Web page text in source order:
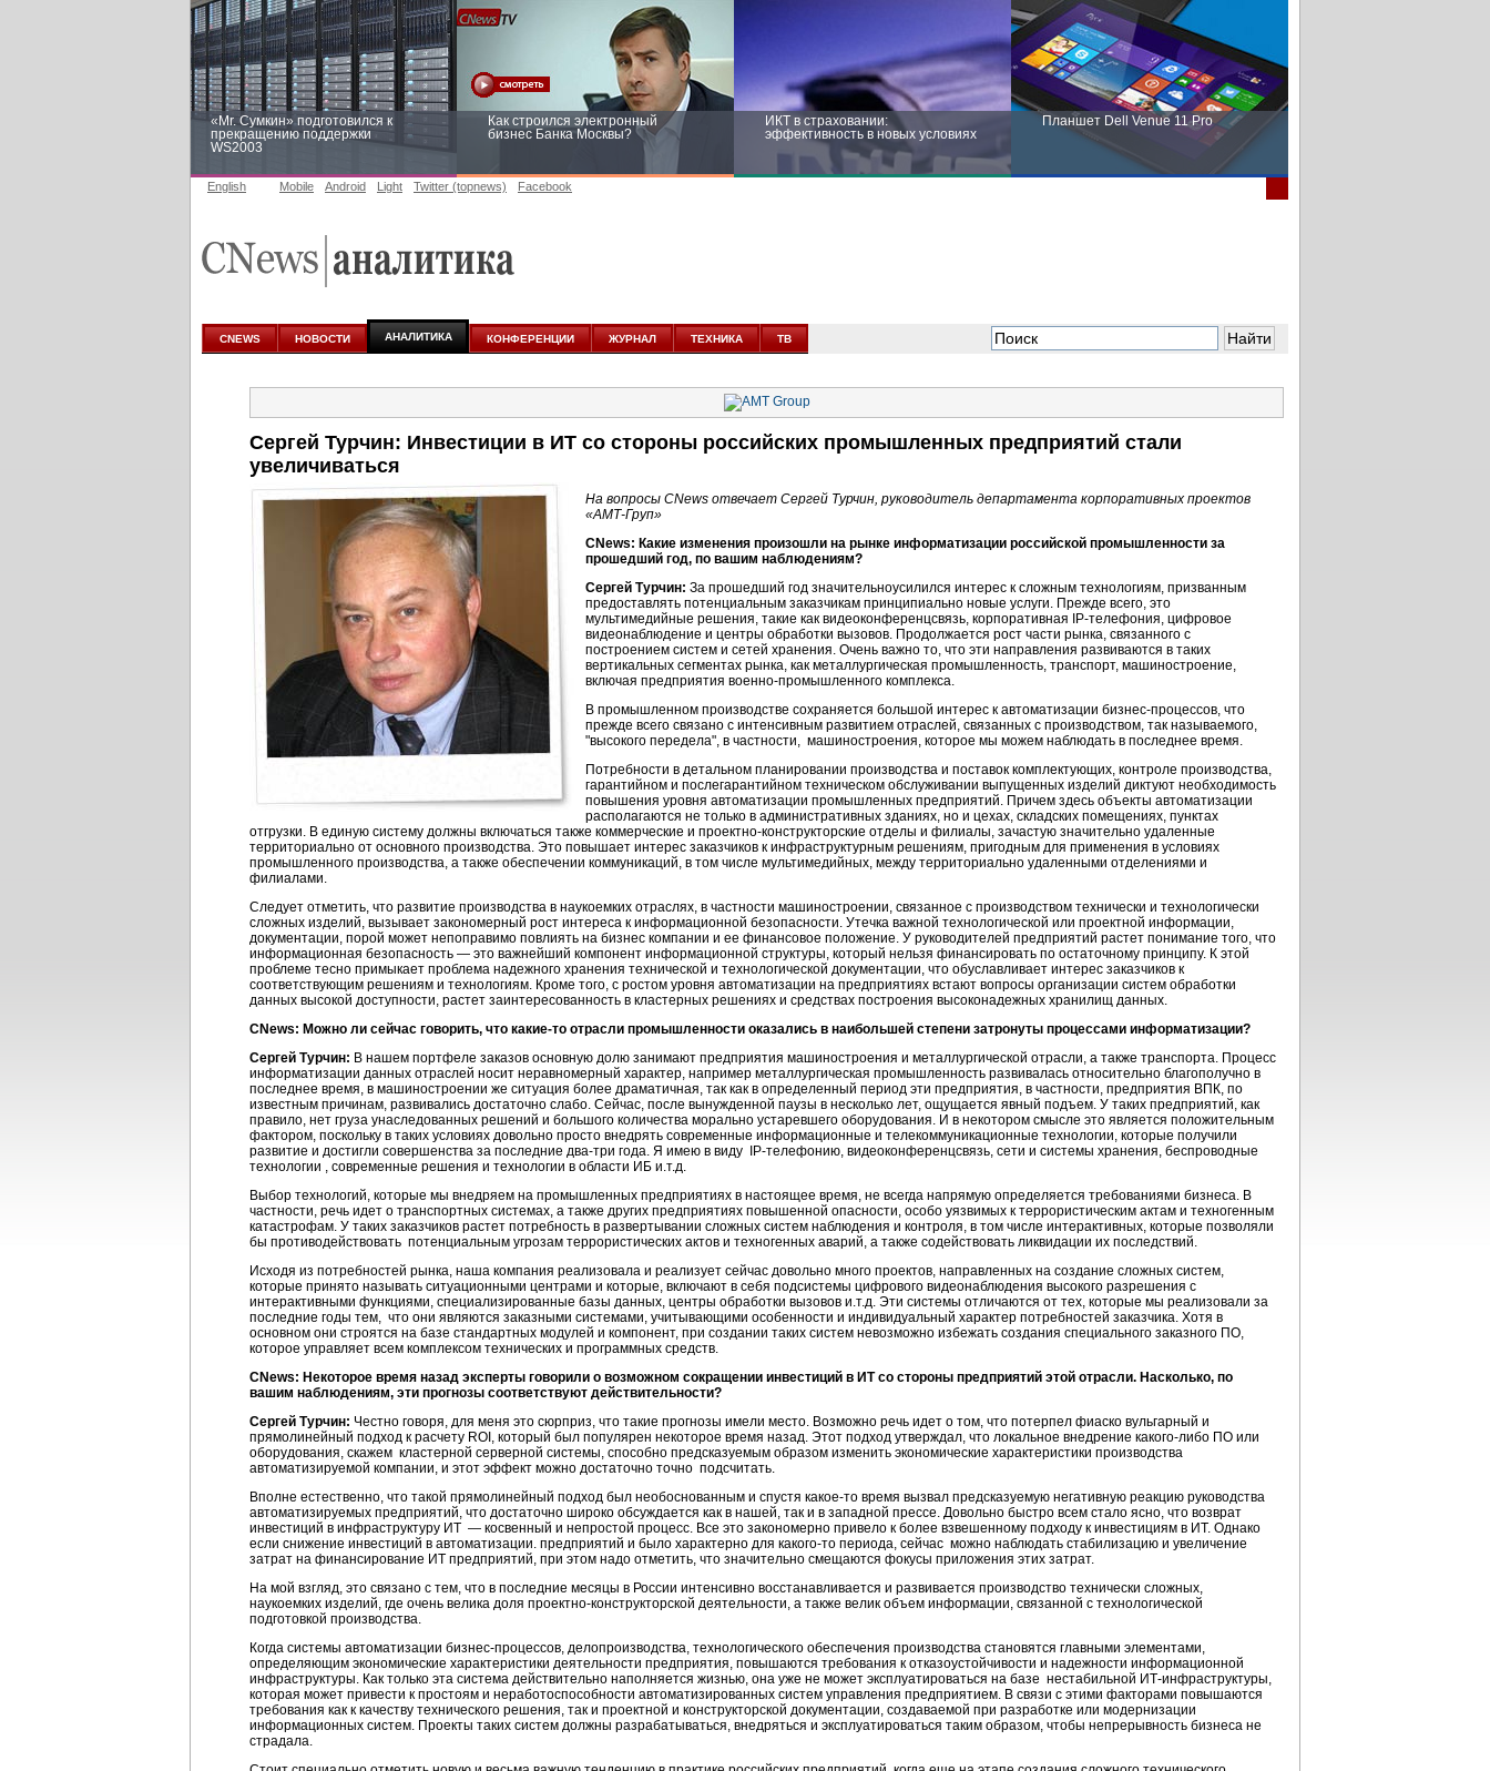
«Mr. Сумкин» подготовился к
прекращению поддержки
WS2003
Как строился электронный
бизнес Банка Москвы?
ИКТ в страховании:
эффективность в новых условиях
Планшет Dell Venue 11 Pro
аналитике
новых условиях
English Mobile Android Light Twitter (topnews) Facebook
CNEWS НОВОСТИ АНАЛИТИКА КОНФЕРЕНЦИИ ЖУРНАЛ ТЕХНИКА ТВ
Сергей Турчин: Инвестиции в ИТ со стороны российских промышленных предприятий стали
увеличиваться
На вопросы CNews отвечает Сергей Турчин, руководитель департамента корпоративных проектов
«АМТ-Груп»
CNews: Какие изменения произошли на рынке информатизации российской промышленности за
прошедший год, по вашим наблюдениям?
Сергей Турчин: За прошедший год значительноусилился интерес к сложным технологиям, призванным
предоставлять потенциальным заказчикам принципиально новые услуги. Прежде всего, это
мультимедийные решения, такие как видеоконференцсвязь, корпоративная
IP-телефония, цифровое
видеонаблюдение и центры обработки вызовов. Продолжается рост части рынка, связанного с
построением систем и сетей хранения. Очень важно то, что эти направления развиваются в таких
вертикальных сегментах рынка, как металлургическая промышленность, транспорт, машиностроение,
включая предприятия военно-промышленного комплекса.
В промышленном производстве сохраняется большой интерес к автоматизации бизнес-процессов, что
прежде всего связано с интенсивным развитием отраслей, связанных с производством, так называемого,
"высокого передела", в частности, машиностроения, которое мы можем наблюдать в последнее время.
Потребности в детальном планировании производства и поставок комплектующих, контроле производства,
гарантийном и послегарантийном техническом обслуживании выпущенных изделий диктуют необходимость
повышения уровня автоматизации промышленных предприятий. Причем здесь объекты автоматизации
располагаются не только в административных зданиях, но и цехах, складских помещениях, пунктах
отгрузки. В единую систему должны включаться также коммерческие и проектно-конструкторские отделы и филиалы, зачастую значительно удаленные
территориально от основного производства. Это повышает интерес заказчиков к инфраструктурным решениям, пригодным для применения в условиях
промышленного производства, а также обеспечении коммуникаций, в том числе мультимедийных, между территориально удаленными отделениями и
филиалами.
Следует отметить, что развитие производства в наукоемких отраслях, в частности машиностроении, связанное с производством технически и технологически
сложных изделий, вызывает закономерный рост интереса к информационной безопасности. Утечка важной технологической или проектной информации,
документации, порой может непоправимо повлиять на бизнес компании и ее финансовое положение. У руководителей предприятий растет понимание того, что
информационная безопасность — это важнейший компонент информационной структуры, который нельзя финансировать по остаточному принципу. К этой
проблеме тесно примыкает проблема надежного хранения технической и технологической документации, что обуславливает интерес заказчиков к
соответствующим решениям и технологиям. Кроме того, с ростом уровня автоматизации на предприятиях встают вопросы организации систем обработки
данных высокой доступности, растет заинтересованность в кластерных решениях и средствах построения высоконадежных хранилищ данных.
CNews: Можно ли сейчас говорить, что какие-то отрасли промышленности оказались в наибольшей степени затронуты процессами информатизации?
Сергей Турчин: В нашем портфеле заказов основную долю занимают предприятия машиностроения и металлургической отрасли, а также транспорта. Процесс
информатизации данных отраслей носит неравномерный характер, например металлургическая промышленность развивалась относительно благополучно в
последнее время, в машиностроении же ситуация более драматичная, так как в определенный период эти предприятия, в частности, предприятия ВПК, по
известным причинам, развивались достаточно слабо. Сейчас, после вынужденной паузы в несколько лет, ощущается явный подъем. У таких предприятий, как
правило, нет груза унаследованных решений и большого количества морально устаревшего оборудования. И в некотором смысле это является положительным
фактором, поскольку в таких условиях довольно просто внедрять современные информационные и телекоммуникационные технологии, которые получили
развитие и достигли совершенства за последние два-три года. Я имею в виду IP-телефонию, видеоконференцсвязь, сети и системы хранения, беспроводные
технологии , современные решения и технологии в области ИБ и.т.д.
Выбор технологий, которые мы внедряем на промышленных предприятиях в настоящее время, не всегда напрямую определяется требованиями бизнеса. В
частности, речь идет о транспортных системах, а также других предприятиях повышенной опасности, особо уязвимых к террористическим актам и техногенным
катастрофам. У таких заказчиков растет потребность в развертывании сложных систем наблюдения и контроля, в том числе интерактивных, которые позволяли
бы противодействовать потенциальным угрозам террористических актов и техногенных аварий, а также содействовать ликвидации их последствий.
Исходя из потребностей рынка, наша компания реализовала и реализует сейчас довольно много проектов, направленных на создание сложных систем,
которые принято называть ситуационными центрами и которые, включают в себя подсистемы цифрового видеонаблюдения высокого разрешения с
интерактивными функциями, специализированные базы данных, центры обработки вызовов и.т.д. Эти системы отличаются от тех, которые мы реализовали за
последние годы тем, что они являются заказными системами, учитывающими особенности и индивидуальный характер потребностей заказчика. Хотя в
основном они строятся на базе стандартных модулей и компонент, при создании таких систем невозможно избежать создания специального заказного ПО,
которое управляет всем комплексом технических и программных средств.
CNews: Некоторое время назад эксперты говорили о возможном сокращении инвестиций в ИT со стороны предприятий этой отрасли. Насколько, по
вашим наблюдениям, эти прогнозы соответствуют действительности?
Сергей Турчин: Честно говоря, для меня это сюрприз, что такие прогнозы имели место. Возможно речь идет о том, что потерпел фиаско вульгарный и
прямолинейный подход к расчету ROI, который был популярен некоторое время назад. Этот подход утверждал, что локальное внедрение какого-либо ПО или
оборудования, скажем кластерной серверной системы, способно предсказуемым образом изменить экономические характеристики производства
автоматизируемой компании, и этот эффект можно достаточно точно подсчитать.
Вполне естественно, что такой прямолинейный подход был необоснованным и спустя какое-то время вызвал предсказуемую негативную реакцию руководства
автоматизируемых предприятий, что достаточно широко обсуждается как в нашей, так и в западной прессе. Довольно быстро всем стало ясно, что возврат
инвестиций в инфраструктуру ИТ — косвенный и непростой процесс. Все это закономерно привело к более взвешенному подходу к инвестициям в ИТ. Однако
если снижение инвестиций в автоматизации. предприятий и было характерно для какого-то периода, сейчас можно наблюдать стабилизацию и увеличение
затрат на финансирование ИТ предприятий, при этом надо отметить, что значительно смещаются фокусы приложения этих затрат.
На мой взгляд, это связано с тем, что в последние месяцы в России интенсивно восстанавливается и развивается производство технически сложных,
наукоемких изделий, где очень велика доля проектно-конструкторской деятельности, а также велик объем информации, связанной с технологической
подготовкой производства.
Когда системы автоматизации бизнес-процессов, делопроизводства, технологического обеспечения производства становятся главными элементами,
определяющим экономические характеристики деятельности предприятия, повышаются требования к отказоустойчивости и надежности информационной
инфраструктуры. Как только эта система действительно наполняется жизнью, она уже не может эксплуатироваться на базе нестабильной ИТ-инфраструктуры,
которая может привести к простоям и неработоспособности автоматизированных систем управления предприятием. В связи с этими факторами повышаются
требования как к качеству технического решения, так и проектной и конструкторской документации, создаваемой при разработке или модернизации
информационных систем. Проекты таких систем должны разрабатываться, внедряться и эксплуатироваться таким образом, чтобы непрерывность бизнеса не
страдала.